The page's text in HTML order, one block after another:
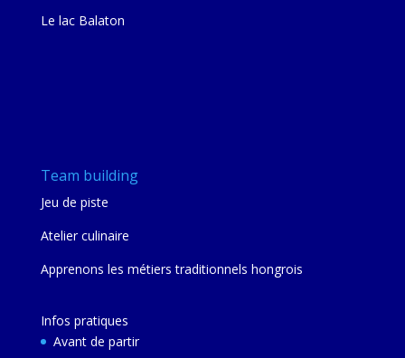
Le lac Balaton
Team building
Jeu de piste
Atelier culinaire
Apprenons les métiers traditionnels hongrois
Infos pratiques
Avant de partir